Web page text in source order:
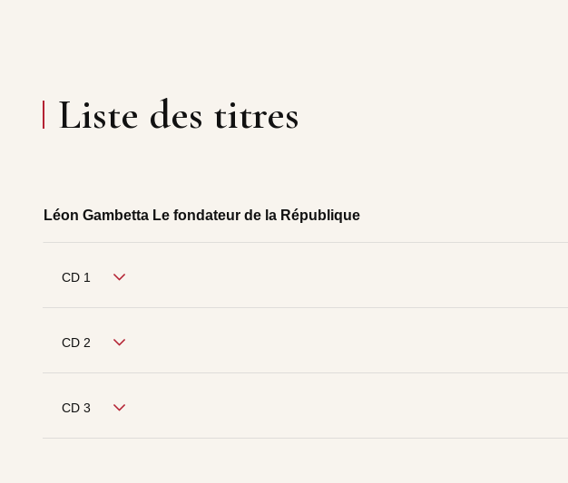
Liste des titres
Léon Gambetta Le fondateur de la République
CD 1
CD 2
CD 3